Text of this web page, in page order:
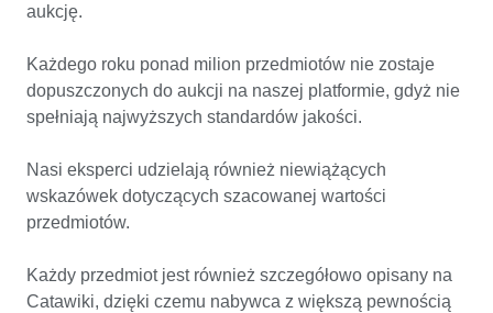
aukcję.
Każdego roku ponad milion przedmiotów nie zostaje
dopuszczonych do aukcji na naszej platformie, gdyż nie
spełniają najwyższych standardów jakości.
Nasi eksperci udzielają również niewiążących
wskazówek dotyczących szacowanej wartości
przedmiotów.
Każdy przedmiot jest również szczegółowo opisany na
Catawiki, dzięki czemu nabywca z większą pewnością